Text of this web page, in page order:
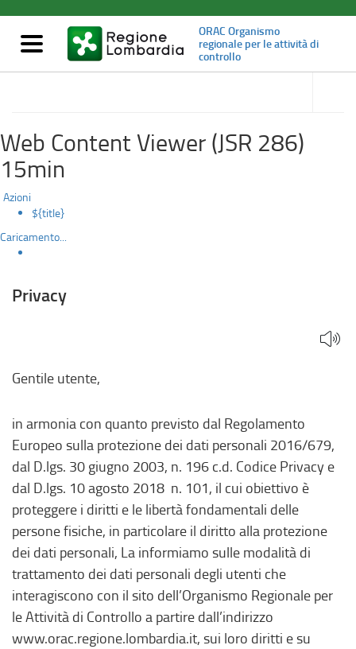
contenuto
principale
Privacy
Mostra/nascondi
navigazione
ORAC Organismo
regionale per le attività di
controllo
accedi
Web Content Viewer (JSR 286)
15min
Azioni
${title}
Caricamento...
Privacy
Gentile utente,
in armonia con quanto previsto dal Regolamento
Europeo sulla protezione dei dati personali 2016/679,
dal D.lgs. 30 giugno 2003, n. 196 c.d. Codice Privacy e
dal D.lgs. 10 agosto 2018 n. 101, il cui obiettivo è
proteggere i diritti e le libertà fondamentali delle
persone fisiche, in particolare il diritto alla protezione
dei dati personali, La informiamo sulle modalità di
trattamento dei dati personali degli utenti che
interagiscono con il sito dell’Organismo Regionale per
le Attività di Controllo a partire dall’indirizzo
www.orac.regione.lombardia.it, sui loro diritti e su